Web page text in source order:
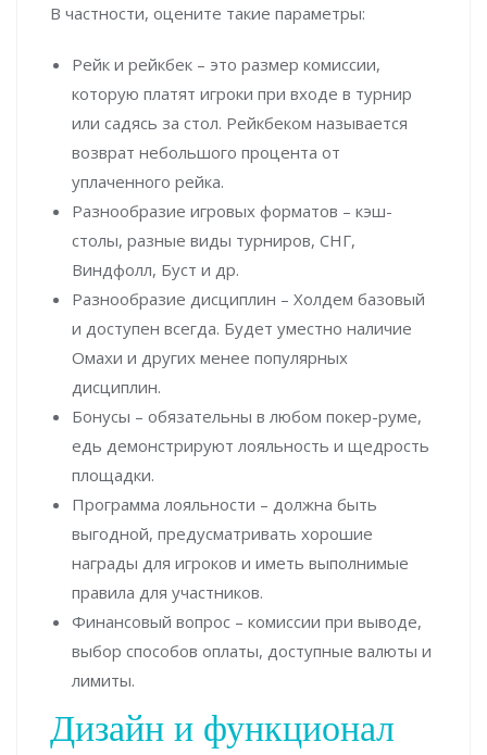
В частности, оцените такие параметры:
Рейк и рейкбек – это размер комиссии,
которую платят игроки при входе в турнир
или садясь за стол. Рейкбеком называется
возврат небольшого процента от
уплаченного рейка.
Разнообразие игровых форматов – кэш-
столы, разные виды турниров, СНГ,
Виндфолл, Буст и др.
Разнообразие дисциплин – Холдем базовый
и доступен всегда. Будет уместно наличие
Омахи и других менее популярных
дисциплин.
Бонусы – обязательны в любом покер-руме,
едь демонстрируют лояльность и щедрость
площадки.
Программа лояльности – должна быть
выгодной, предусматривать хорошие
награды для игроков и иметь выполнимые
правила для участников.
Финансовый вопрос – комиссии при выводе,
выбор способов оплаты, доступные валюты и
лимиты.
Дизайн и функционал